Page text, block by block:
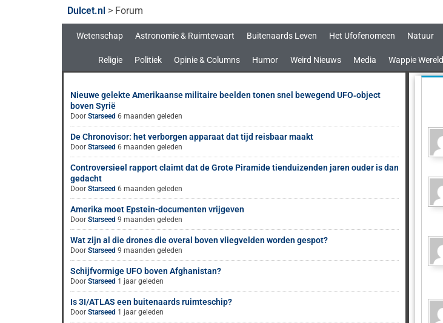
Dulcet.nl > Forum
Wetenschap Astronomie & Ruimtevaart Buitenaards Leven Het Ufofenomeen Natuur
Religie Politiek Opinie & Columns Humor Weird Nieuws Media Wappie Wereld
Nieuwe gelekte Amerikaanse militaire beelden tonen snel bewegend UFO‑object
boven Syrië
Door Starseed 6 maanden geleden
De Chronovisor: het verborgen apparaat dat tijd reisbaar maakt
Door Starseed 6 maanden geleden
Controversieel rapport claimt dat de Grote Piramide tienduizenden jaren ouder is dan
gedacht
Door Starseed 6 maanden geleden
Amerika moet Epstein-documenten vrijgeven
Door Starseed 9 maanden geleden
Wat zijn al die drones die overal boven vliegvelden worden gespot?
Door Starseed 9 maanden geleden
Schijfvormige UFO boven Afghanistan?
Door Starseed 1 jaar geleden
Is 3I/ATLAS een buitenaards ruimteschip?
Door Starseed 1 jaar geleden